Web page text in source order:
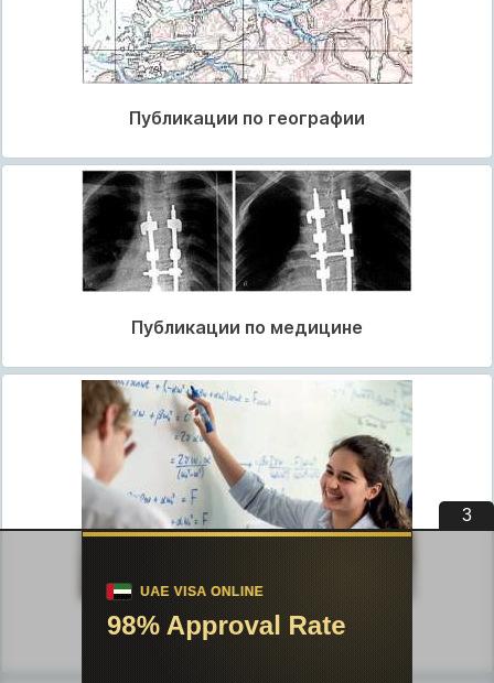
Публикации по географии
Публикации по медицине
Публикации по педагогике
2